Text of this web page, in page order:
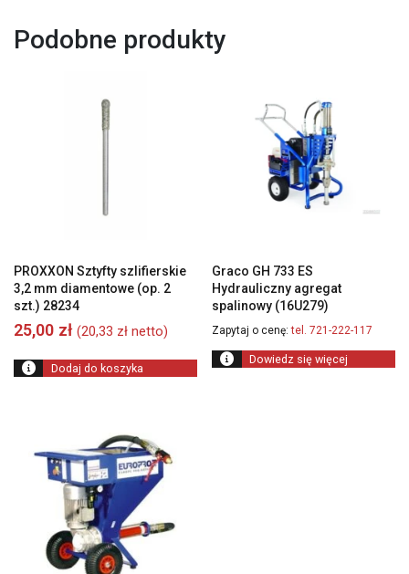
Podobne produkty
PROXXON Sztyfty szlifierskie
3,2 mm diamentowe (op. 2
szt.) 28234
25,00 zł (20,33 zł netto)
Dodaj do koszyka
Graco GH 733 ES
Hydrauliczny agregat
spalinowy (16U279)
Zapytaj o cenę: tel. 721-222-117
Dowiedz się więcej